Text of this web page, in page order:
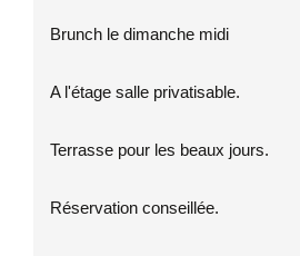
Brunch le dimanche midi
A l'étage salle privatisable.
Terrasse pour les beaux jours.
Réservation conseillée.